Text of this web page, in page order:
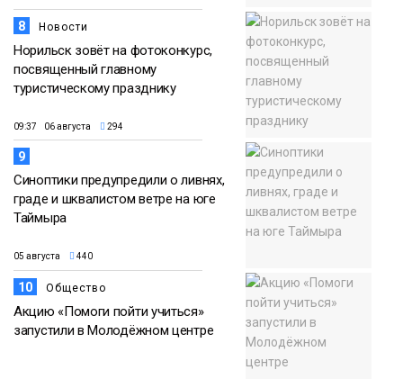
8 Новости
Норильск зовёт на фотоконкурс,
посвященный главному
туристическому празднику
09:37 06 августа 294
9
Синоптики предупредили о ливнях,
граде и шквалистом ветре на юге
Таймыра
05 августа 440
10 Общество
Акцию «Помоги пойти учиться»
запустили в Молодёжном центре